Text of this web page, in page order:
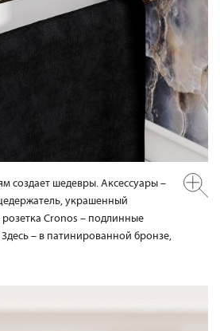
создает шедевры. Аксессуары –
украшенный
Cronos – подлинные
– в патинированной бронзе,